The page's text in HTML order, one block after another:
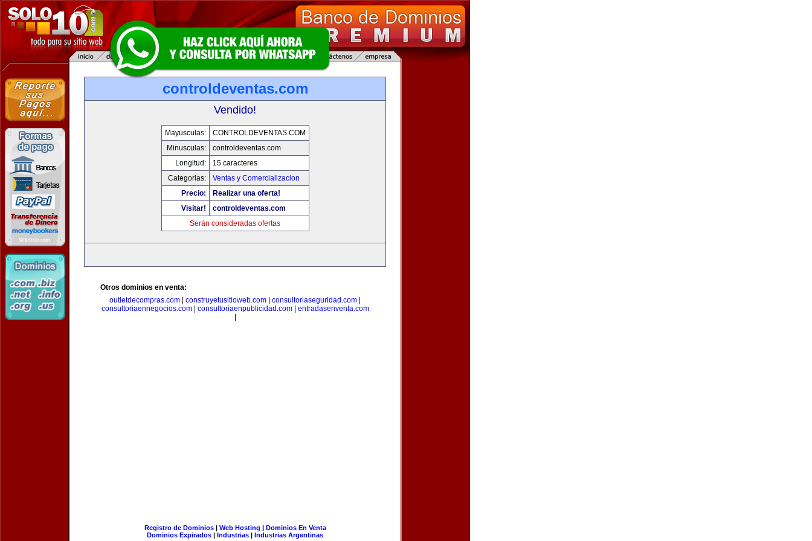
controldeventas.com
Vendido!
Mayusculas:
CONTROLDEVENTAS.COM
Minusculas:
controldeventas.com
Longitud:
15 caracteres
Categorias:
Ventas y Comercializacion
Precio:
Realizar una oferta!
Visitar!
controldeventas.com
Serán consideradas ofertas
Otros dominios en venta:
outletdecompras.com
construyetusitioweb.com consultoriaseguridad.com
consultoriaennegocios.com| consultoriaenpublicidad.com| entradasenventa.com
Registro de Dominios| Web Hosting | Dominios En Venta
Dominios Expirados | Industrias | Industrias Argentinas